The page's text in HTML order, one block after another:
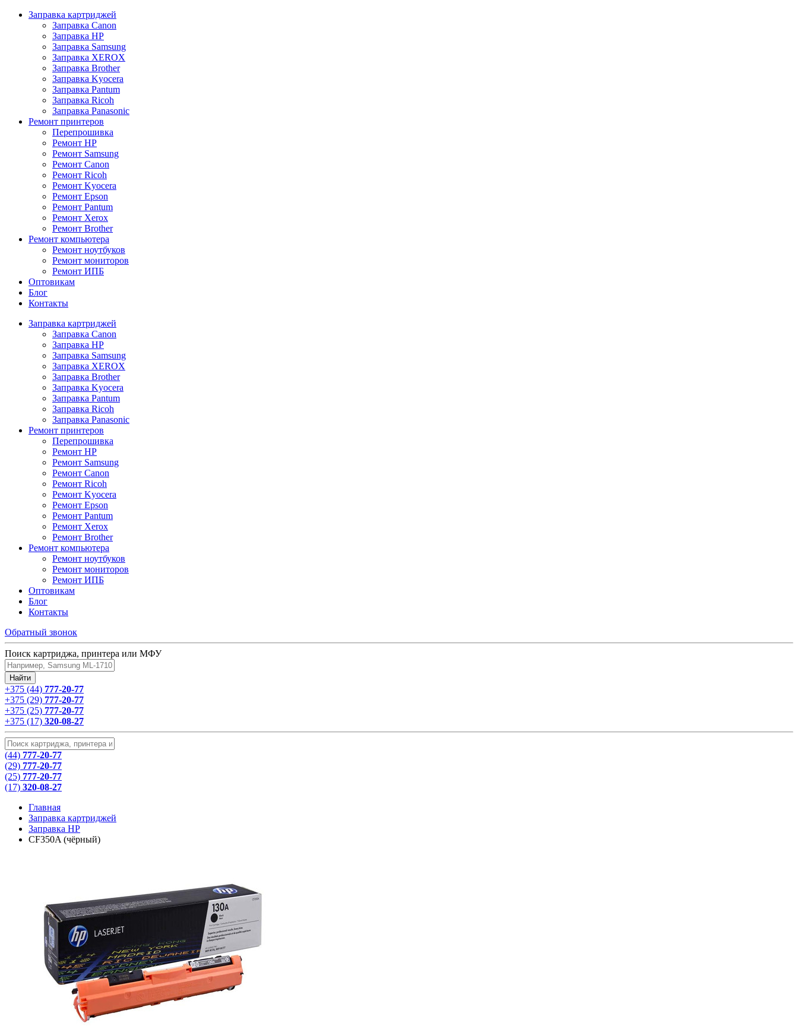
Заправка картриджей
Заправка Canon
Заправка HP
Заправка Samsung
Заправка XEROX
Заправка Brother
Заправка Kyocera
Заправка Pantum
Заправка Ricoh
Заправка Panasonic
Ремонт принтеров
Перепрошивка
Ремонт HP
Ремонт Samsung
Ремонт Canon
Ремонт Ricoh
Ремонт Kyocera
Ремонт Epson
Ремонт Pantum
Ремонт Xerox
Ремонт Brother
Ремонт компьютера
Ремонт ноутбуков
Ремонт мониторов
Ремонт ИПБ
Оптовикам
Блог
Контакты
Заправка картриджей
Заправка Canon
Заправка HP
Заправка Samsung
Заправка XEROX
Заправка Brother
Заправка Kyocera
Заправка Pantum
Заправка Ricoh
Заправка Panasonic
Ремонт принтеров
Перепрошивка
Ремонт HP
Ремонт Samsung
Ремонт Canon
Ремонт Ricoh
Ремонт Kyocera
Ремонт Epson
Ремонт Pantum
Ремонт Xerox
Ремонт Brother
Ремонт компьютера
Ремонт ноутбуков
Ремонт мониторов
Ремонт ИПБ
Оптовикам
Блог
Контакты
Обратный звонок
Поиск картриджа, принтера или МФУ
+375 (44) 777-20-77
+375 (29) 777-20-77
+375 (25) 777-20-77
+375 (17) 320-08-27
(44) 777-20-77
(29) 777-20-77
(25) 777-20-77
(17) 320-08-27
Главная
Заправка картриджей
Заправка HP
CF350A (чёрный)